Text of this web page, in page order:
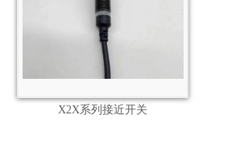
X2X系列接近开关